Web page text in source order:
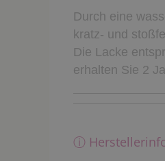
Durch eine
kratz- und
Die Lacke
erhalten Sie 2
ⓘ